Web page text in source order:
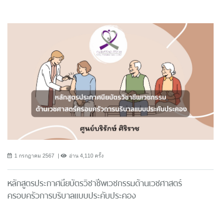
1 กรกฎาคม 2567 อ่าน 4,110 ครั้ง
หลักสูตรประกาศนียบัตรวิชาชีพเวชกรรมด้านเวชศาสตร์
ครอบครัวการบริบาลแบบประคับประคอง